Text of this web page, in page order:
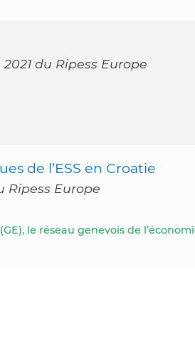
du Ripess Europe
de l’ESS en Croatie
Ripess Europe
le réseau genevois de